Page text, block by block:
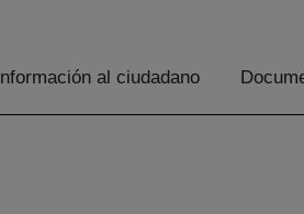
Información al ciudadano